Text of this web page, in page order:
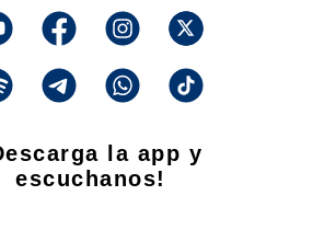
la app y
escuchanos!